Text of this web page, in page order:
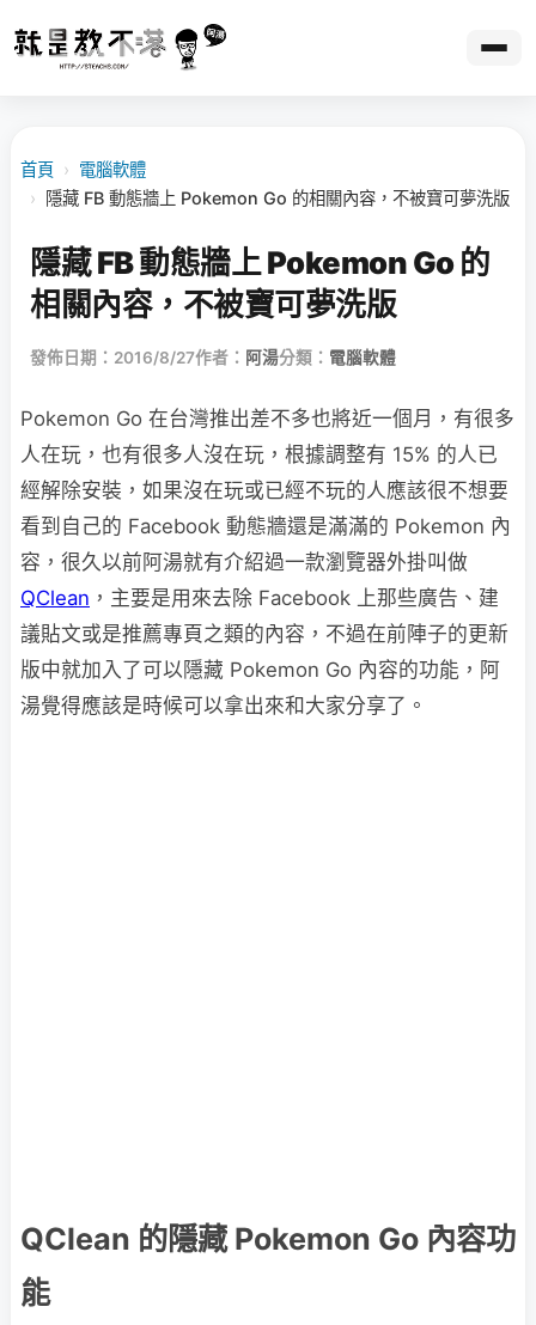
首頁 › 電腦軟體
›
隱藏 FB 動態牆上 Pokemon Go 的相關內容，不被寶可夢洗版
隱藏 FB 動態牆上 Pokemon Go 的
相關內容，不被寶可夢洗版
發佈日期：2016/8/27作者： 阿湯分類： 電腦軟體
Pokemon Go 在台灣推出差不多也將近一個月，有很多
人在玩，也有很多人沒在玩，根據調整有 15% 的人已
經解除安裝，如果沒在玩或已經不玩的人應該很不想要
看到自己的 Facebook 動態牆還是滿滿的 Pokemon 內
容，很久以前阿湯就有介紹過一款瀏覽器外掛叫做
QClean ，主要是用來去除 Facebook 上那些廣告、建
議貼文或是推薦專頁之類的內容，不過在前陣子的更新
版中就加入了可以隱藏 Pokemon Go 內容的功能，阿
湯覺得應該是時候可以拿出來和大家分享了。
QClean 的隱藏 Pokemon Go 內容功
能